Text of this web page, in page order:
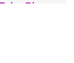
Pharma